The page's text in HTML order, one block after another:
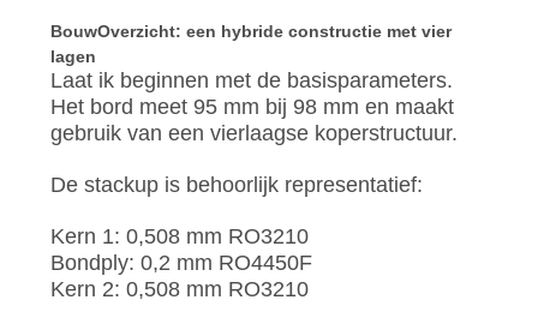
BouwOverzicht: een hybride constructie met vier
lagen
Laat ik beginnen met de basisparameters.
Het bord meet 95 mm bij 98 mm en maakt
gebruik van een vierlaagse koperstructuur.
De stackup is behoorlijk representatief:
Kern 1: 0,508 mm RO3210
Bondply: 0,2 mm RO4450F
Kern 2: 0,508 mm RO3210